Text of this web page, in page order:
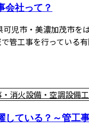
会社って？
児市・美濃加茂市を
管工事を行っている
消火設備・空調設備
している？～管工